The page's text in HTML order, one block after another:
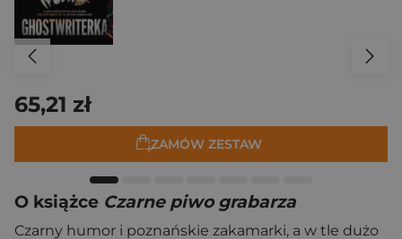
65,21 zł
ZAMÓW ZESTAW
O książce Czarne piwo grabarza
Czarny humor i poznańskie zakamarki, a w tle dużo